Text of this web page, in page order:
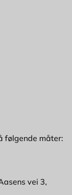
følgende måter:
vei 3,